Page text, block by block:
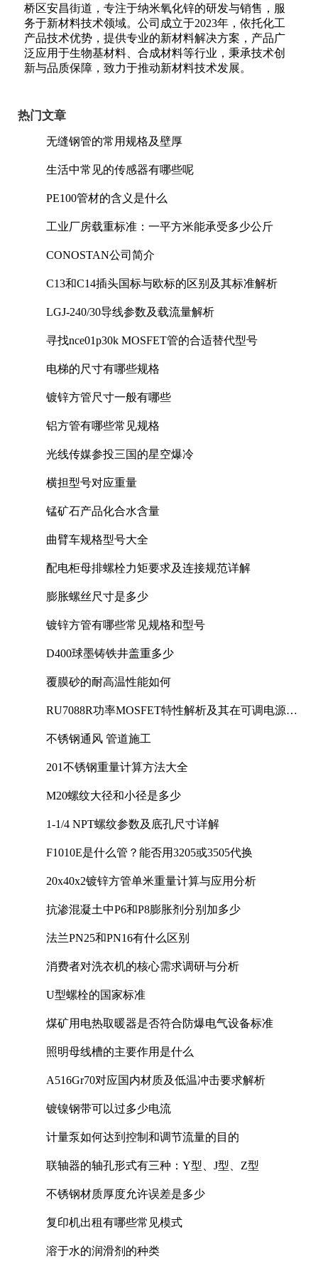
桥区安昌街道，专注于纳米氧化锌的研发与销售，服
务于新材料技术领域。公司成立于2023年，依托化工
产品技术优势，提供专业的新材料解决方案，产品广
泛应用于生物基材料、合成材料等行业，秉承技术创
新与品质保障，致力于推动新材料技术发展。
热门文章
无缝钢管的常用规格及壁厚
生活中常见的传感器有哪些呢
PE100管材的含义是什么
工业厂房载重标准：一平方米能承受多少公斤
CONOSTAN公司简介
C13和C14插头国标与欧标的区别及其标准解析
LGJ-240/30导线参数及载流量解析
寻找nce01p30k MOSFET管的合适替代型号
电梯的尺寸有哪些规格
镀锌方管尺寸一般有哪些
铝方管有哪些常见规格
光线传媒参投三国的星空爆冷
横担型号对应重量
锰矿石产品化合水含量
曲臂车规格型号大全
配电柜母排螺栓力矩要求及连接规范详解
膨胀螺丝尺寸是多少
镀锌方管有哪些常见规格和型号
D400球墨铸铁井盖重多少
覆膜砂的耐高温性能如何
RU7088R功率MOSFET特性解析及其在可调电源设
不锈钢通风 管道施工
201不锈钢重量计算方法大全
M20螺纹大径和小径是多少
1-1/4 NPT螺纹参数及底孔尺寸详解
F1010E是什么管？能否用3205或3505代换
20x40x2镀锌方管单米重量计算与应用分析
抗渗混凝土中P6和P8膨胀剂分别加多少
法兰PN25和PN16有什么区别
消费者对洗衣机的核心需求调研与分析
U型螺栓的国家标准
煤矿用电热取暖器是否符合防爆电气设备标准
照明母线槽的主要作用是什么
A516Gr70对应国内材质及低温冲击要求解析
镀镍钢带可以过多少电流
计量泵如何达到控制和调节流量的目的
联轴器的轴孔形式有三种：Y型、J型、Z型
不锈钢材质厚度允许误差是多少
复印机出租有哪些常见模式
溶于水的润滑剂的种类